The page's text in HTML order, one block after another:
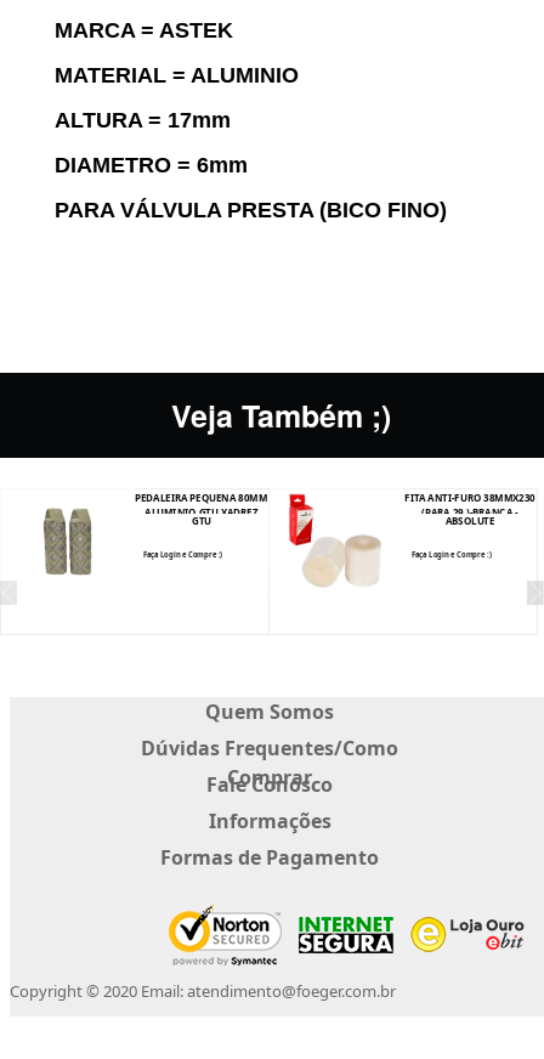
MARCA = ASTEK
MATERIAL = ALUMINIO
ALTURA = 17mm
DIAMETRO = 6mm
PARA VÁLVULA PRESTA (BICO FINO)
Veja Também ;)
PEDALEIRA PEQUENA 80MM
ALUMINIO GTU XADREZ
RETRO BEGE
GTU
Faça Login e Compre :)
FITA ANTI-FURO 38MMX230
(PARA 29 )-BRANCA -
ABSOLUTE 54181
ABSOLUTE
Faça Login e Compre :)
Quem Somos
Dúvidas Frequentes/Como
Comprar
Fale Conosco
Informações
Formas de Pagamento
Copyright © 2020 Email: atendimento@foeger.com.br